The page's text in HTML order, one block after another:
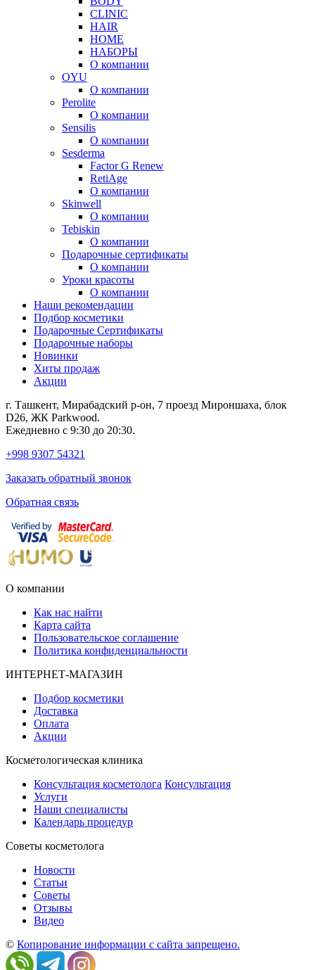
CLINIC
HAIR
HOME
НАБОРЫ
О компании
OYU
О компании
Perolite
О компании
Sensilis
О компании
Sesderma
Factor G Renew
RetiAge
О компании
Skinwell
О компании
Tebiskin
О компании
Подарочные сертификаты
О компании
Уроки красоты
О компании
Наши рекомендации
Подбор косметики
Подарочные Сертификаты
Подарочные наборы
Новинки
Хиты продаж
Акции
г. Ташкент, Мирабадский р-он, 7 проезд Мироншаха, блок
D26, ЖК Раrkwood.
Ежедневно с 9:30 до 20:30.
+998 9307 54321
Заказать обратный звонок
Обратная связь
О компании
Как нас найти
Карта сайта
Пользовательское соглашение
Политика конфиденциальности
ИНТЕРНЕТ-МАГАЗИН
Подбор косметики
Доставка
Оплата
Акции
Косметологическая клиника
Консультация косметолога Консультация
Услуги
Наши специалисты
Календарь процедур
Cоветы косметолога
Новости
Статьи
Советы
Отзывы
Видео
© Копирование информации с сайта запрещено.